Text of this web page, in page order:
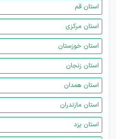
استان قم
استان مرکزی
استان خوزستان
استان زنجان
استان همدان
استان مازندران
استان یزد